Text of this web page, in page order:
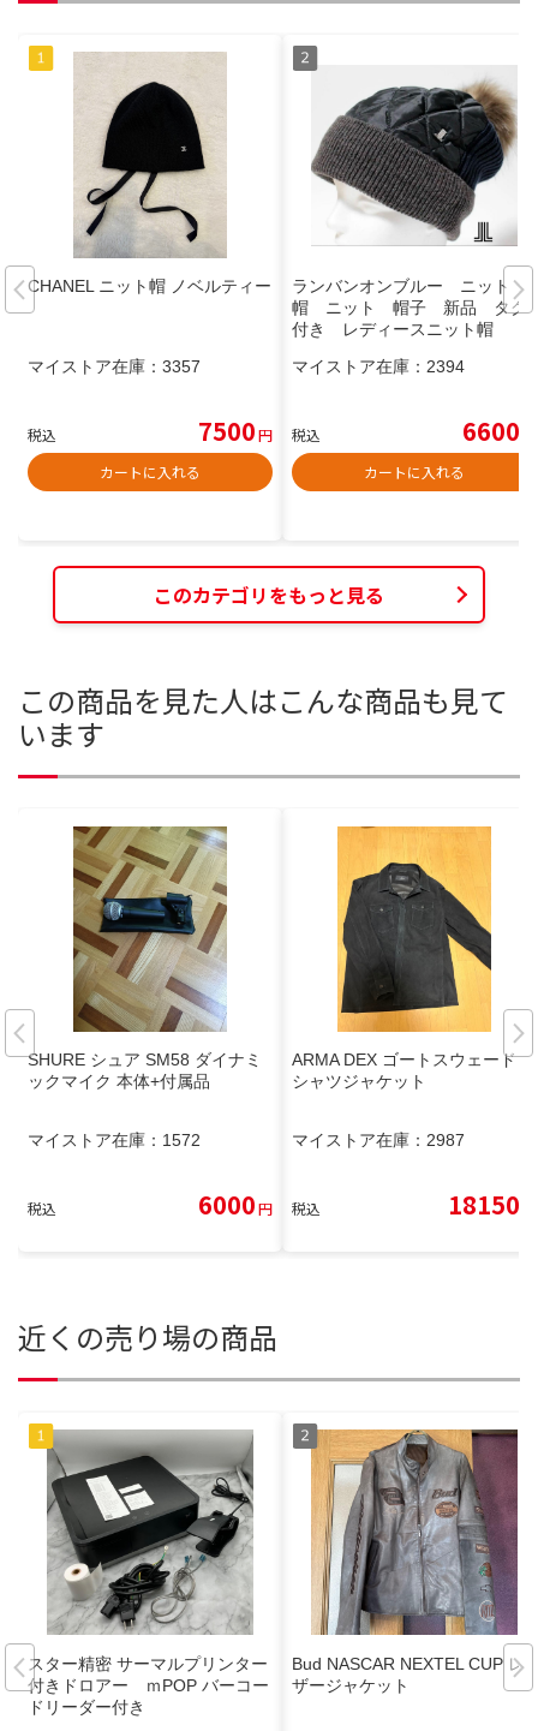
CHANEL ニット帽 ノベルティー
マイストア在庫： 3357
税込 7500円
カートに入れる
ランバンオンブルー ニット
帽 ニット 帽子 新品 タグ
付き レディースニット帽
マイストア在庫： 2394
税込 6600
カートに入れる
このカテゴリをもっと見る
この商品を見た人はこんな商品も見て
います
SHURE シュア SM58 ダイナミ
ックマイク 本体+付属品
マイストア在庫： 1572
税込 6000円
ARMA DEX ゴートスウェード
シャツジャケット
マイストア在庫： 2987
税込 18150
近くの売り場の商品
スター精密 サーマルプリンター
付きドロアー ｍPOP バーコー
ドリーダー付き
Bud NASCAR NEXTEL CUP レ
ザージャケット